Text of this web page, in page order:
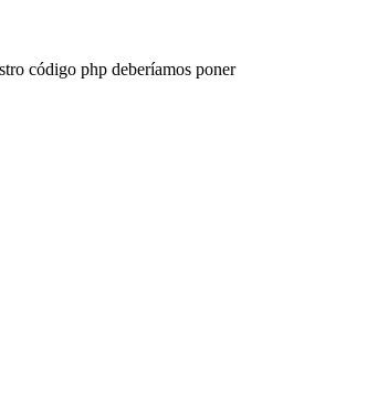
código php deberíamos poner